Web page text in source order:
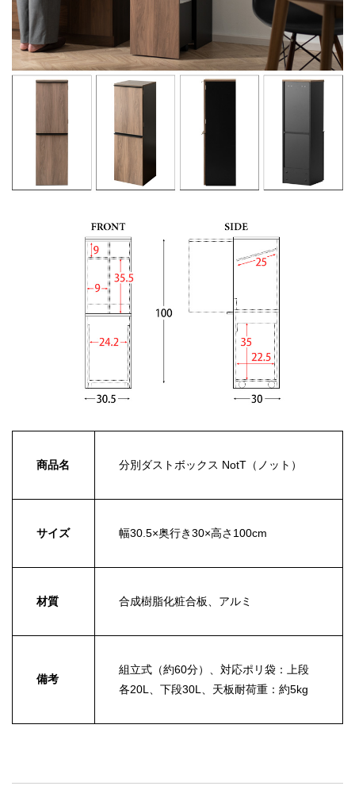
商品名 分別ダストボックス NotT（ノット）
サイズ 幅30.5×奥行き30×高さ100cm
材質 合成樹脂化粧合板、アルミ
備考
組立式（約60分）、対応ポリ袋：上段
各20L、下段30L、天板耐荷重：約5kg